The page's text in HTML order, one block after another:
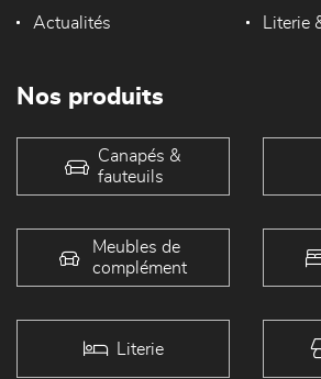
Actualités Literie
Nos produits
Canapés &
fauteuils
Meubles de
complément
Literie